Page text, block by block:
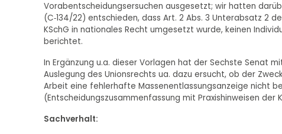
Vorabentscheidungsersuchen ausgesetzt; wir hatten
(C‑134/22) entschieden, dass Art. 2 Abs. 3 Unterabsatz 2
KSchG in nationales Recht umgesetzt wurde, keinen
berichtet.
In Ergänzung u.a. dieser Vorlagen hat der Sechste Senat
Auslegung des Unionsrechts ua. dazu ersucht, ob der
Arbeit eine fehlerhafte Massenentlassungsanzeige nicht
(Entscheidungszusammenfassung mit Praxishinweisen
Sachverhalt: